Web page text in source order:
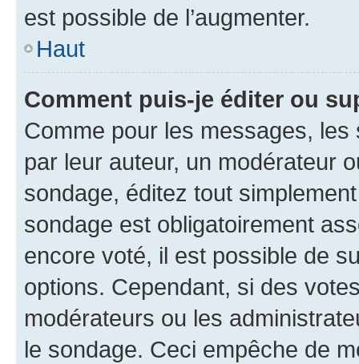
est possible de l’augmenter.
Haut
Comment puis-je éditer ou
Comme pour les messages,
par leur auteur, un modérateur
sondage, éditez tout
sondage est obligatoirement
encore voté, il est possible de
options. Cependant, si des
modérateurs ou les
le sondage. Ceci empêche de